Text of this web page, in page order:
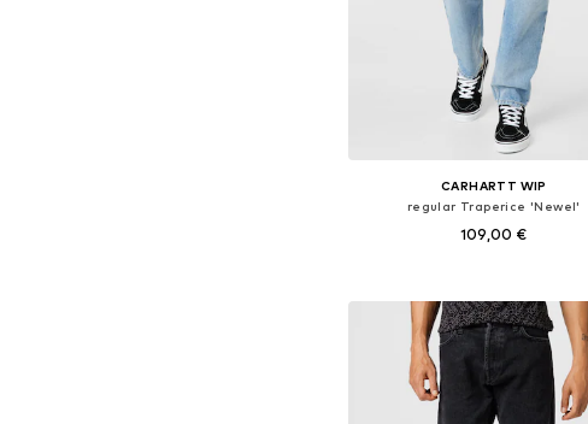
CARHARTT WIP
regular Traperice 'Newel'
109,00 €
Dodaj u košaricu